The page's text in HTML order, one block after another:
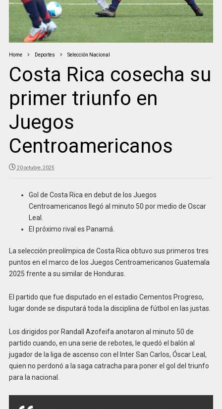
Home Deportes Selección Nacional
Costa Rica cosecha su
primer triunfo en
Juegos
Centroamericanos
20 octubre, 2025
Gol de Costa Rica en debut de los Juegos
Centroamericanos llegó al minuto 50 por medio de Oscar
Leal.
El próximo rival es Panamá.
La selección preolímpica de Costa Rica obtuvo sus primeros tres
puntos en el marco de los Juegos Centroamericanos Guatemala
2025 frente a su similar de Honduras.
El partido que fue disputado en el estadio Cementos Progreso,
lugar donde se disputará toda la disciplina de fútbol en las justas.
Los dirigidos por Randall Azofeifa anotaron al minuto 50 de
partido cuando, en una serie de rebotes, le quedó el balón al
jugador de la liga de ascenso con el Inter San Carlos, Óscar Leal,
quien no perdonó a la saga catracha para poner el gol del triunfo
para la nacional.